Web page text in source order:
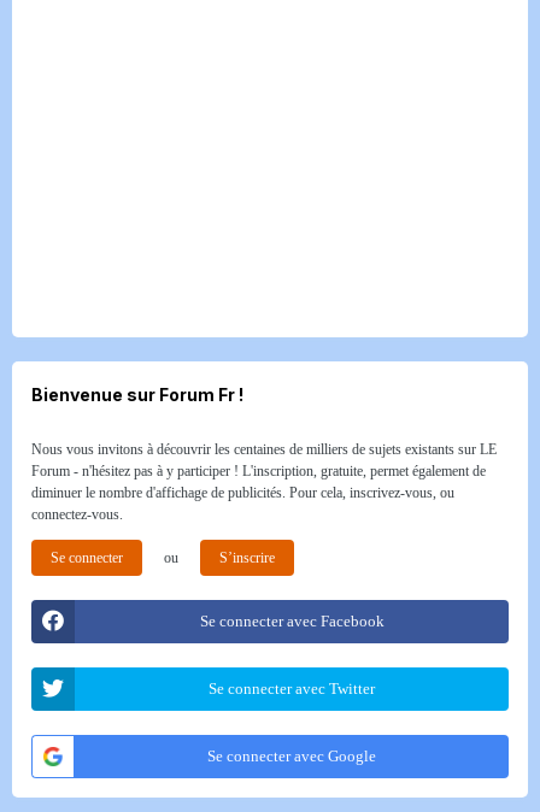
Bienvenue sur Forum Fr !
Nous vous invitons à découvrir les centaines de milliers de sujets existants sur LE
Forum - n'hésitez pas à y participer ! L'inscription, gratuite, permet également de
diminuer le nombre d'affichage de publicités. Pour cela, inscrivez-vous, ou
connectez-vous.
Se connecter ou S’inscrire
Se connecter avec Facebook
Se connecter avec Twitter
Se connecter avec Google